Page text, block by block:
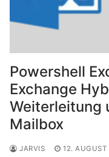
Powershell
Exchange
Weiterleitung
Mailbox
JARVIS 12. AUGUST